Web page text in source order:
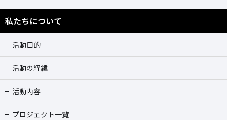
私たちについて
活動目的
活動の経緯
活動内容
プロジェクト一覧